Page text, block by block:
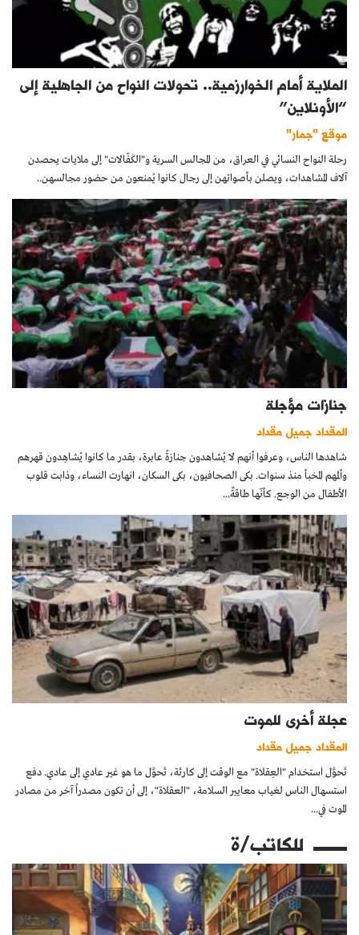
الملاية أمام الخوارزمية.. تحولات النواح من الجاهلية إلى
“الأونلاين”
موقع "جمار"
رحلة النواح النسائي في العراق، من المجالس السرية و"الكَفّالات" إلى ملايات يحصدن
آلاف المشاهدات، ويصلن بأصواتهن إلى رجال كانوا يُمنعون من حضور مجالسهن..
جنازات مؤجلة
المقداد جميل مقداد
شاهدها الناس، وعرفوا أنهم لا يُشاهدون جنازةً عابرة، بقدر ما كانوا يُشاهِدون قهرهم
وألمهم المخبأ منذ سنوات. بكى الصحافيون، بكى السكان، انهارت النساء، وذابت قلوب
الأطفال من الوجع. كأنّها طاقةٌ...
عجلة أخرى للموت
المقداد جميل مقداد
تَحوَّل استخدام "العِقلاة" مع الوقت إلى كارثة، تَحوَّل ما هو غير عادي إلى عادي. دفع
استسهال الناس لغياب معايير السلامة، "العقلاة"، إلى أن تكون مصدراً آخر من مصادر
الموت في...
للكاتب/ة